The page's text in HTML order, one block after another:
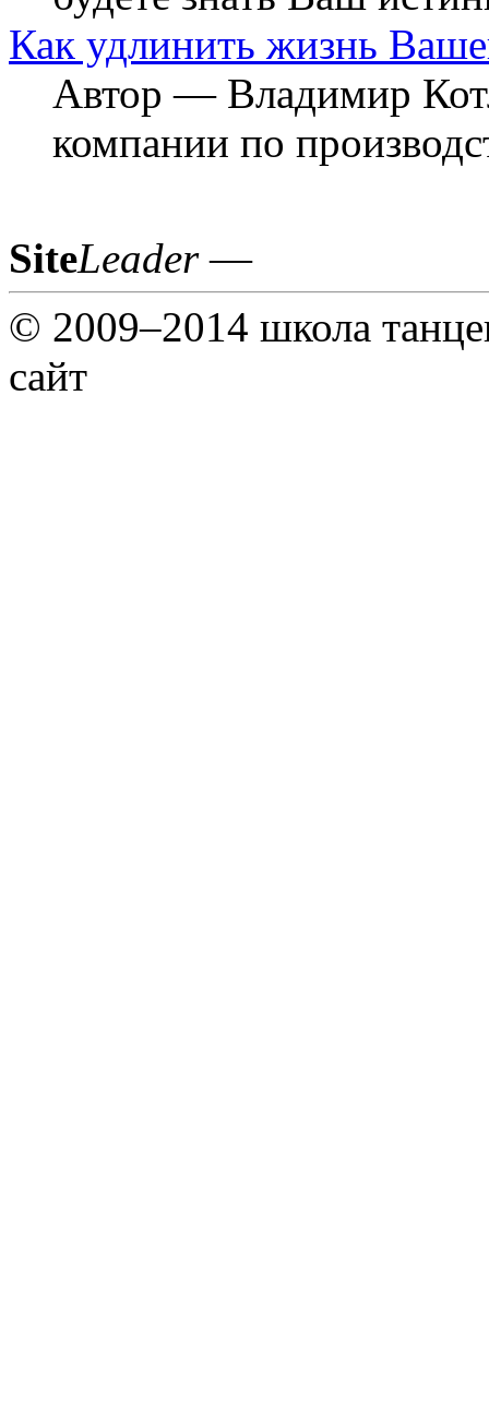
Как удлинить жизнь
Автор — Владимир
компании по
SiteLeader—
© 2009–2014 школа
сайт